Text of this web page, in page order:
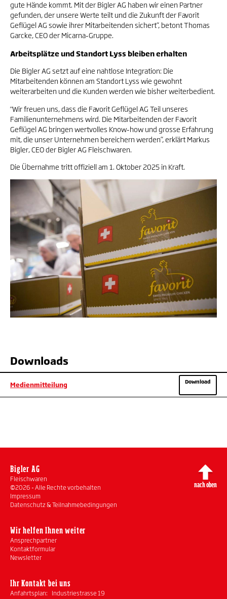
gute Hände kommt. Mit der Bigler AG haben wir einen Partner
gefunden, der unsere Werte teilt und die Zukunft der Favorit
Geflügel AG sowie ihrer Mitarbeitenden sichert“, betont Thomas
Garcke, CEO der Micarna-Gruppe.
Arbeitsplätze und Standort Lyss bleiben erhalten
Die Bigler AG setzt auf eine nahtlose Integration: Die
Mitarbeitenden können am Standort Lyss wie gewohnt
weiterarbeiten und die Kunden werden wie bisher weiterbedient.
"Wir freuen uns, dass die Favorit Geflügel AG Teil unseres
Familienunternehmens wird. Die Mitarbeitenden der Favorit
Geflügel AG bringen wertvolles Know-how und grosse Erfahrung
mit, die unser Unternehmen bereichern werden“, erklärt Markus
Bigler, CEO der Bigler AG Fleischwaren.
Die Übernahme tritt offiziell am 1. Oktober 2025 in Kraft.
Downloads
Medienmitteilung Download
nach oben
Bigler AG
Fleischwaren
©2026 - Alle Rechte vorbehalten
Impressum
Datenschutz & Teilnahmebedingungen
Wir helfen Ihnen weiter
Ansprechpartner
Kontaktformular
Newsletter
Ihr Kontakt bei uns
Anfahrtsplan:
Industriestrasse 19